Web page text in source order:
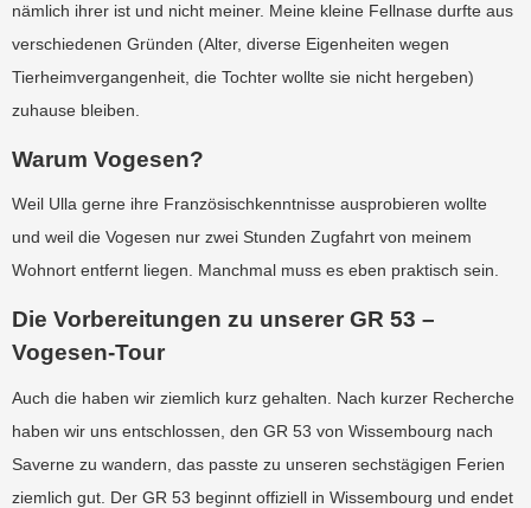
nämlich ihrer ist und nicht meiner. Meine kleine Fellnase durfte aus
verschiedenen Gründen (Alter, diverse Eigenheiten wegen
Tierheimvergangenheit, die Tochter wollte sie nicht hergeben)
zuhause bleiben.
Warum Vogesen?
Weil Ulla gerne ihre Französischkenntnisse ausprobieren wollte
und weil die Vogesen nur zwei Stunden Zugfahrt von meinem
Wohnort entfernt liegen. Manchmal muss es eben praktisch sein.
Die Vorbereitungen zu unserer GR 53 –
Vogesen-Tour
Auch die haben wir ziemlich kurz gehalten. Nach kurzer Recherche
haben wir uns entschlossen, den GR 53 von Wissembourg nach
Saverne zu wandern, das passte zu unseren sechstägigen Ferien
ziemlich gut. Der GR 53 beginnt offiziell in Wissembourg und endet